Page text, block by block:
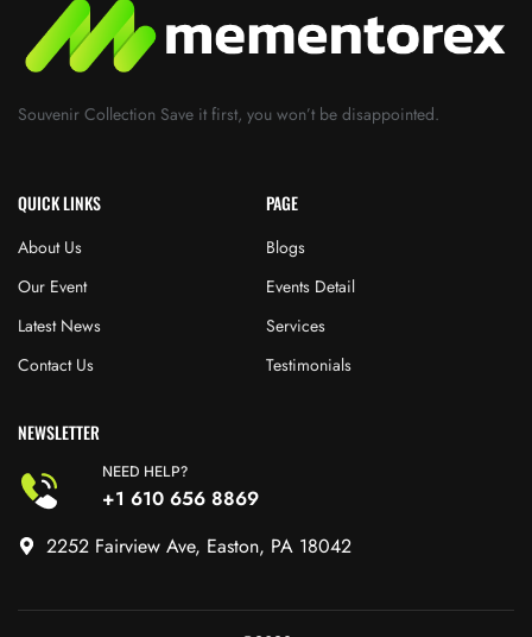
Souvenir Collection Save it first, you won’t be disappointed.
QUICK LINKS
About Us
Our Event
Latest News
Contact Us
PAGE
Blogs
Events Detail
Services
Testimonials
NEWSLETTER
NEED HELP?
+1 610 656 8869
2252 Fairview Ave, Easton, PA 18042